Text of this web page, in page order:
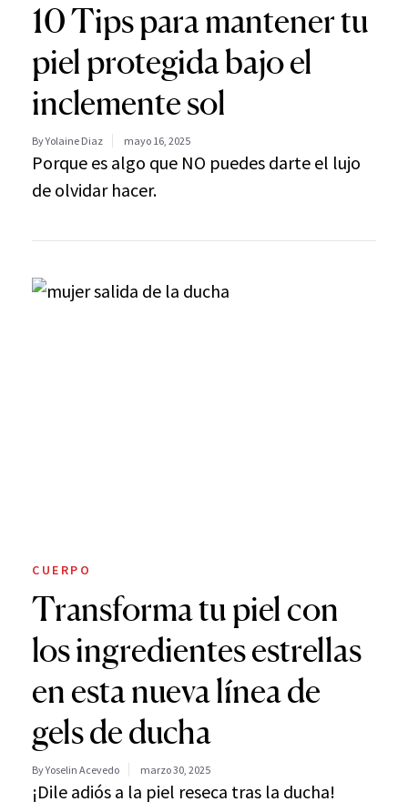
10 Tips para mantener tu
piel protegida bajo el
inclemente sol
By Yolaine Diaz mayo 16, 2025
Porque es algo que NO puedes darte el lujo
de olvidar hacer.
CUERPO
Transforma tu piel con
los ingredientes estrellas
en esta nueva línea de
gels de ducha
By Yoselin Acevedo marzo 30, 2025
¡Dile adiós a la piel reseca tras la ducha!